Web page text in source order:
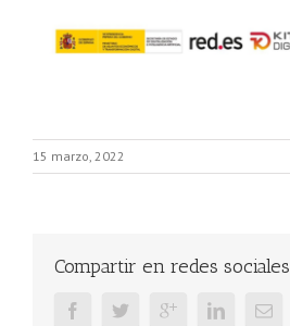
15 marzo, 2022
Compartir en redes sociales